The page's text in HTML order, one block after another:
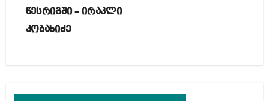
წესრიგში – ირაკლი
კობახიძე